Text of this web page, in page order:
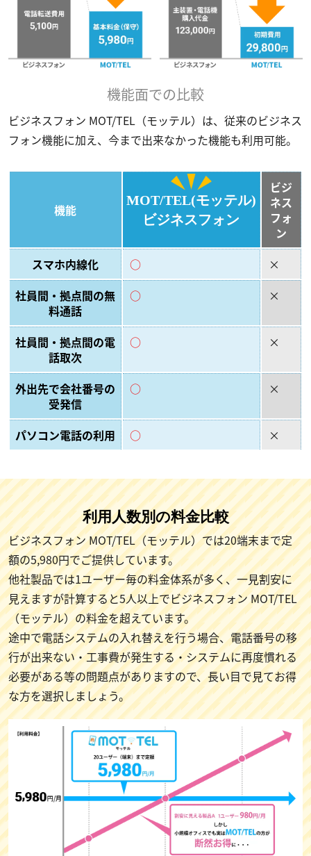
機能面での比較
ビジネスフォン MOT/TEL（モッテル）は、従来のビジネス
フォン機能に加え、今まで出来なかった機能も利用可能。
機能
MOT/TEL(モッテル)
ビジネスフォン
ビジ
ネス
フォ
ン
スマホ内線化
○
×
社員間・拠点間の無
料通話
○ ×
社員間・拠点間の電
話取次
○ ×
外出先で会社番号の
受発信
○ ×
パソコン電話の利用 ○ ×
利用人数別の料金比較
ビジネスフォン MOT/TEL（モッテル）では20端末まで定
額の5,980円でご提供しています。
他社製品では1ユーザー毎の料金体系が多く、一見割安に
見えますが計算すると5人以上でビジネスフォン MOT/TEL
（モッテル）の料金を超えています。
途中で電話システムの入れ替えを行う場合、電話番号の移
行が出来ない・工事費が発生する・システムに再度慣れる
必要がある等の問題点がありますので、長い目で見てお得
な方を選択しましょう。